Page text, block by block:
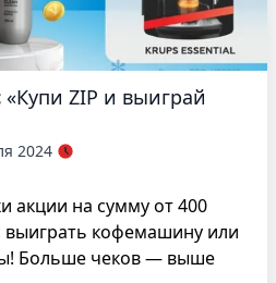
«Купи ZIP и выиграй
2024
акции на сумму от 400
кофемашину или
Больше чеков — выше